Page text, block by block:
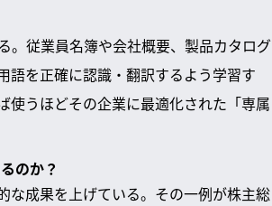
。従業員名簿や会社概要、製品カタログ
語を正確に認識・翻訳するよう学習す
使うほどその企業に最適化された「専属
のか？
な成果を上げている。その一例が株主総